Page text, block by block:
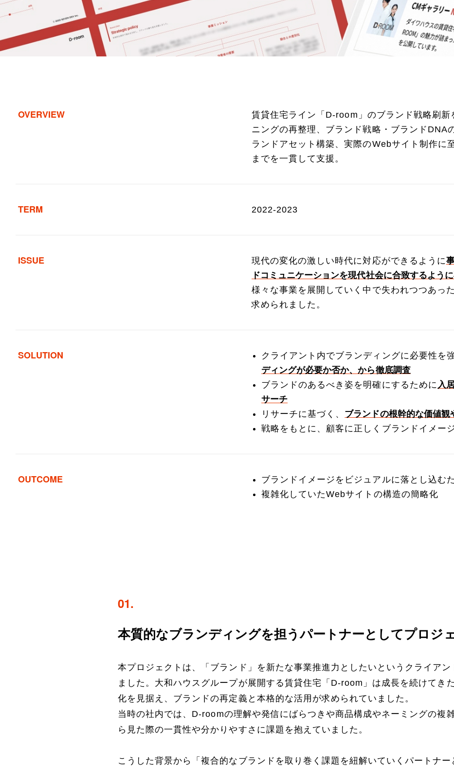
OVERVIEW
賃貸住宅ライン「D-room」のブランド戦略刷
ニングの再整理、ブランド戦略・ブランドDNA
ランドアセット構築、実際のWebサイト制作に
までを一貫して支援。
TERM 2022‐2023
ISSUE 現代の変化の激しい時代に対応ができるように
ドコミュニケーションを現代社会に合致するよう
様々な事業を展開していく中で失われつつあった
求められました。
SOLUTION クライアント内でブランディングに必要性を
ディングが必要か否か、から徹底調査
ブランドのあるべき姿を明確にするために 入
サーチ
リサーチに基づく、 ブランドの根幹的な価値観
戦略をもとに、顧客に正しくブランドイメー
OUTCOME
ブランドイメージをビジュアルに落とし込む
複雑化していたWebサイトの構造の簡略化
01.
本質的なブランディングを担うパートナーとしてプロジ
本プロジェクトは、「ブランド」を新たな事業推進力としたいというクライアン
ました。大和ハウスグループが展開する賃貸住宅「D-room」は成長を続けてき
化を見据え、ブランドの再定義と本格的な活用が求められていました。
当時の社内では、D-roomの理解や発信にばらつきや商品構成やネーミングの複
ら見た際の一貫性や分かりやすさに課題を抱えていました。
こうした背景から「複合的なブランドを取り巻く課題を紐解いていくパートナー